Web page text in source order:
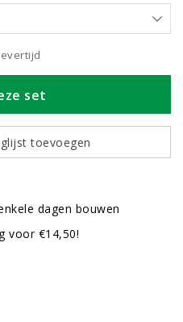
set
toevoegen
dagen bouwen
voor €14,50!